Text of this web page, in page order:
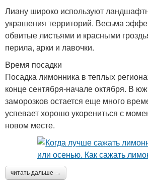
Лиану широко используют
украшения территорий. Весьма
обвитые листьями и красными
перила, арки и лавочки.
Время посадки
Посадка лимонника в теплых
конце сентября-начале октября. В
заморозков остается еще много
успевает хорошо укорениться с
новом месте.
читать дальше →